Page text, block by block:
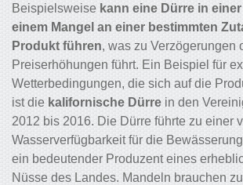
Beispielsweise kann eine Dürre in
einem Mangel an einer bestimmten
Produkt führen, was zu Verzögerungen
Preiserhöhungen führt. Ein Beispiel für
Wetterbedingungen, die sich auf die
ist die kalifornische Dürre in den
2012 bis 2016. Die Dürre führte zu einer
Wasserverfügbarkeit für die
ein bedeutender Produzent eines
Nüsse des Landes. Mandeln brauchen